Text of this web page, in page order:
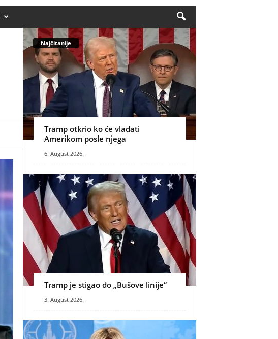
Najčitanije
Tramp otkrio ko će vladati
Amerikom posle njega
6. August 2026.
Tramp je stigao do „Bušove linije“
3. August 2026.